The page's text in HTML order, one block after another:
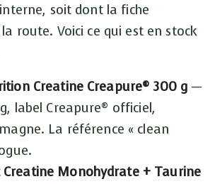
soit dont la fiche
route. Voici ce qui est en stock
Creatine Creapure® 300 g —
label Creapure® officiel,
La référence « clean
Creatine Monohydrate + Taurine